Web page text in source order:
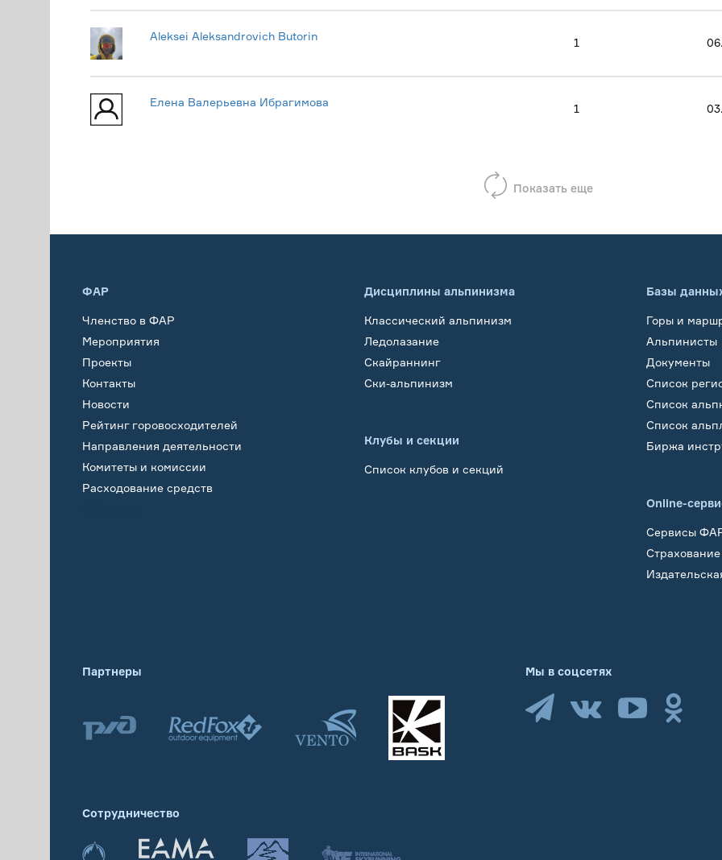
Aleksei Aleksandrovich Butorin 1
Елена Валерьевна Ибрагимова 1
Показать еще
ФАР
Членство в ФАР
Мероприятия
Проекты
Контакты
Новости
Рейтинг горовосходителей
Направления деятельности
Комитеты и комиссии
Расходование средств
Дисциплины альпинизма
Классический альпинизм
Ледолазание
Скайраннинг
Ски-альпинизм
Клубы и секции
Список клубов и секций
Базы
Горы и
Альпинисты
Документы
Список
Список
Список
Биржа
Online-
Сервисы
Страхование
Партнеры
Сотрудничество
Мы в соцсетях